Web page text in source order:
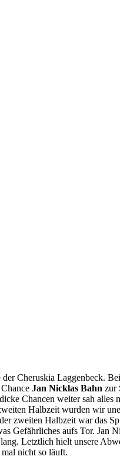
Cheruskia Laggenbeck.
Jan Nicklas Bahn zur
Chancen weiter sah
Halbzeit wurden wir
zweiten Halbzeit war das
Gefährliches aufs Tor.
Letztlich hielt unsere
nicht so läuft.